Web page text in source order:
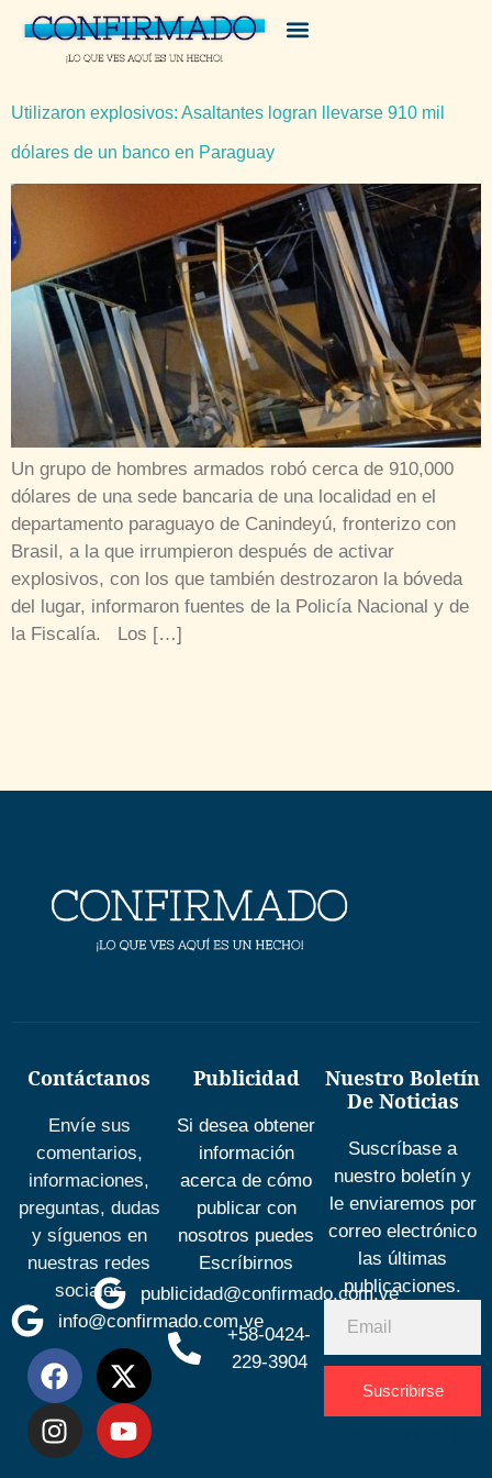
Utilizaron explosivos: Asaltantes logran llevarse 910 mil
dólares de un banco en Paraguay
Un grupo de hombres armados robó cerca de 910,000
dólares de una sede bancaria de una localidad en el
departamento paraguayo de Canindeyú, fronterizo con
Brasil, a la que irrumpieron después de activar
explosivos, con los que también destrozaron la bóveda
del lugar, informaron fuentes de la Policía Nacional y de
la Fiscalía. Los […]
Contáctanos
Envíe sus
comentarios,
informaciones,
preguntas, dudas
y síguenos en
nuestras redes
sociales
info@confirmado.com.ve
Publicidad
Si desea obtener
información
acerca de cómo
publicar con
nosotros puedes
Escríbirnos
publicidad@confirmado.com.ve
+58-0424-
229-3904
Nuestro Boletín
De Noticias
Suscríbase a
nuestro boletín y
le enviaremos por
correo electrónico
las últimas
publicaciones.
Suscribirse